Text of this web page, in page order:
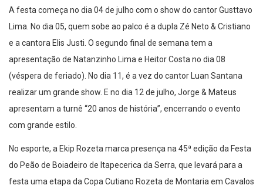
A festa começa no dia 04 de julho com o show do cantor Gusttavo
Lima. No dia 05, quem sobe ao palco é a dupla Zé Neto & Cristiano
e a cantora Elis Justi. O segundo final de semana tem a
apresentação de Natanzinho Lima e Heitor Costa no dia 08
(véspera de feriado). No dia 11, é a vez do cantor Luan Santana
realizar um grande show. E no dia 12 de julho, Jorge & Mateus
apresentam a turnê “20 anos de história”, encerrando o evento
com grande estilo.
No esporte, a Ekip Rozeta marca presença na 45ª edição da Festa
do Peão de Boiadeiro de Itapecerica da Serra, que levará para a
festa uma etapa da Copa Cutiano Rozeta de Montaria em Cavalos